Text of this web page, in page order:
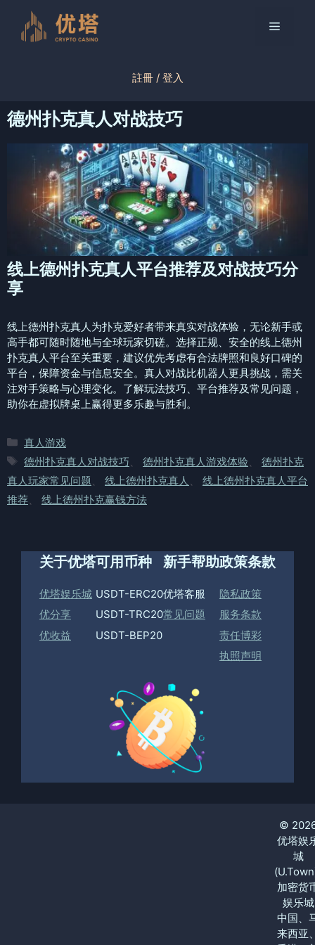
菜
註冊 / 登入
德州扑克真人对战技巧
线上德州扑克真人平台推荐及对战技巧分
享
线上德州扑克真人为扑克爱好者带来真实对战体验，无论新手或
高手都可随时随地与全球玩家切磋。选择正规、安全的线上德州
扑克真人平台至关重要，建议优先考虑有合法牌照和良好口碑的
平台，保障资金与信息安全。真人对战比机器人更具挑战，需关
注对手策略与心理变化。了解玩法技巧、平台推荐及常见问题，
助你在虚拟牌桌上赢得更多乐趣与胜利。
分
类
真人游戏
标
签
德州扑克真人对战技巧 德州扑克真人游戏体验
德州扑克
真人玩家常见问题
线上德州扑克真人
线上德州扑克真人平台
推荐
线上德州扑克赢钱方法
关于优塔
优塔娱乐城
优分享
优收益
可用币种
USDT-ERC20
USDT-TRC20
USDT-BEP20
新手帮助
优塔客服
常见问题
政策条款
隐私政策
服务条款
责任博彩
执照声明
©
优塔娱
城
加密货
娱乐城
中国、
来西亚